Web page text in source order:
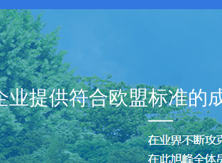
业提供符合欧盟标准的